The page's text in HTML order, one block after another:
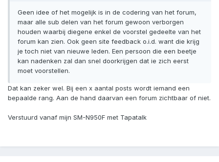
Geen idee of het mogelijk is in de codering van het forum,
maar alle sub delen van het forum gewoon verborgen
houden waarbij diegene enkel de voorstel gedeelte van het
forum kan zien. Ook geen site feedback o.i.d. want die krijg
je toch niet van nieuwe leden. Een persoon die een beetje
kan nadenken zal dan snel doorkrijgen dat ie zich eerst
moet voorstellen.
Dat kan zeker wel. Bij een x aantal posts wordt iemand een
bepaalde rang. Aan de hand daarvan een forum zichtbaar of niet.
Verstuurd vanaf mijn SM-N950F met Tapatalk